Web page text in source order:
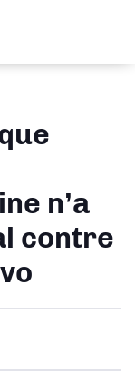
n’a
contre